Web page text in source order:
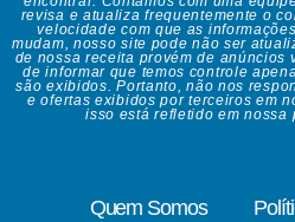
revisa e atualiza frequentemente o
velocidade com que as
mudam, nosso site pode não ser
de nossa receita provém de anúncios
de informar que temos controle
são exibidos. Portanto, não nos
e ofertas exibidos por terceiros em
isso está refletido em
Quem Somos